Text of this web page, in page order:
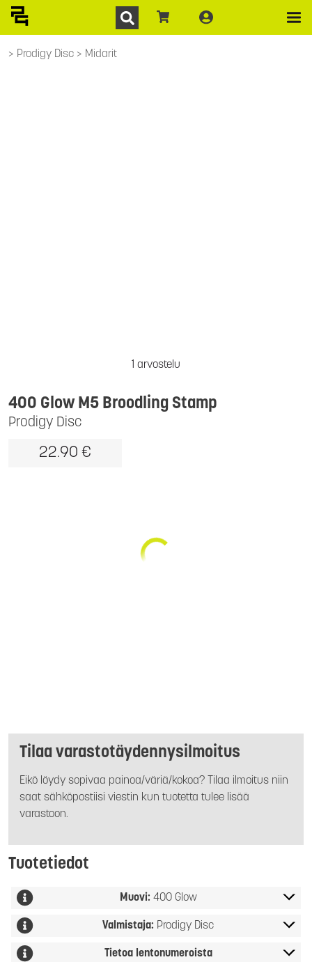
Prodigy Disc Midarit
1 arvostelu
Prodigy Disc
400 Glow M5 Broodling Stamp
22.90 €
Tilaa varastotäydennysilmoitus
Eikö löydy sopivaa painoa/väriä/kokoa? Tilaa ilmoitus niin
saat sähköpostiisi viestin kun tuotetta tulee lisää
varastoon.
Tuotetiedot
Muovi: 400 Glow
Valmistaja: Prodigy Disc
Tietoa lentonumeroista